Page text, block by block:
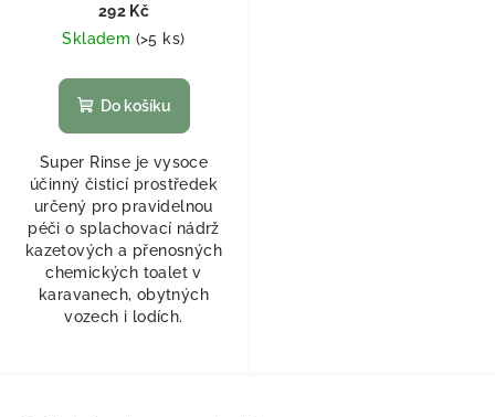
292 Kč
Skladem (>5 ks)
Do košíku
Super Rinse je vysoce
účinný čisticí prostředek
určený pro pravidelnou
péči o splachovací nádrž
kazetových a přenosných
chemických toalet v
karavanech, obytných
vozech i lodích.